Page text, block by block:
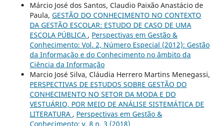
Márcio José dos Santos, Claudio Paixão Anastácio de
Paula, GESTÃO DO CONHECIMENTO NO CONTEXTO
DA GESTÃO ESCOLAR: ESTUDO DE CASO DE UMA
ESCOLA PÚBLICA , Perspectivas em Gestão &
Conhecimento: Vol. 2, Número Especial (2012): Gestão
da Informação e do Conhecimento no âmbito da
Ciência da Informação
Marcio José Silva, Cláudia Herrero Martins Menegassi,
PERSPECTIVAS DE ESTUDOS SOBRE GESTÃO DO
CONHECIMENTO NO SETOR DA MODA E DO
VESTUÁRIO, POR MEIO DE ANÁLISE SISTEMÁTICA DE
LITERATURA , Perspectivas em Gestão &
Conhecimento: v. 8 n. 3 (2018)